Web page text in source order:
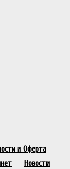
и Оферта
Новости